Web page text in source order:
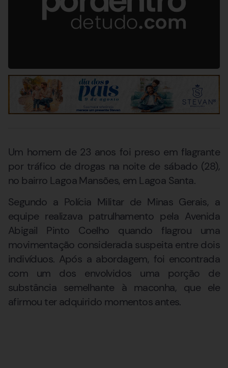
Um homem de 23 anos foi preso em flagrante
por tráfico de drogas na noite de sábado (28),
no bairro Lagoa Mansões, em Lagoa Santa.
Segundo a Polícia Militar de Minas Gerais, a
equipe realizava patrulhamento pela Avenida
Abigail Pinto Coelho quando flagrou uma
movimentação considerada suspeita entre dois
indivíduos. Após a abordagem, foi encontrada
com um dos envolvidos uma porção de
substância semelhante à maconha, que ele
afirmou ter adquirido momentos antes.